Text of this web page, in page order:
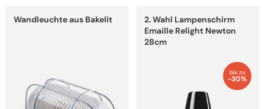
Wandleuchte aus Bakelit
2. Wahl Lampenschirm
Emaille Relight Newton
28cm
bis zu
-30%
Produkt
weist
mehrere